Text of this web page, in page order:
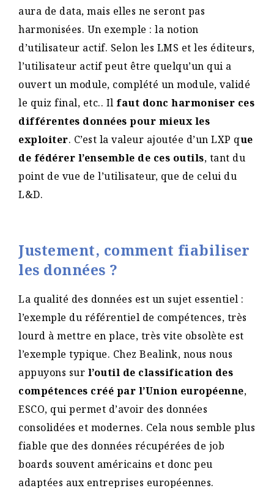
aura de data, mais elles ne seront pas
harmonisées. Un exemple : la notion
d’utilisateur actif. Selon les LMS et les éditeurs,
l’utilisateur actif peut être quelqu’un qui a
ouvert un module, complété un module, validé
le quiz final, etc.. Il faut donc harmoniser ces
différentes données pour mieux les
exploiter. C’est la valeur ajoutée d’un LXP que
de fédérer l’ensemble de ces outils, tant du
point de vue de l’utilisateur, que de celui du
L&D.
Justement, comment fiabiliser
les données ?
La qualité des données est un sujet essentiel :
l’exemple du référentiel de compétences, très
lourd à mettre en place, très vite obsolète est
l’exemple typique. Chez Bealink, nous nous
appuyons sur l’outil de classification des
compétences créé par l’Union européenne,
ESCO, qui permet d’avoir des données
consolidées et modernes. Cela nous semble plus
fiable que des données récupérées de job
boards souvent américains et donc peu
adaptées aux entreprises européennes.